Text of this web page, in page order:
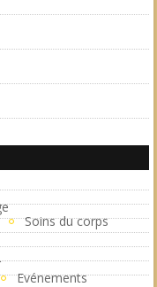
Soins du corps
Evénements